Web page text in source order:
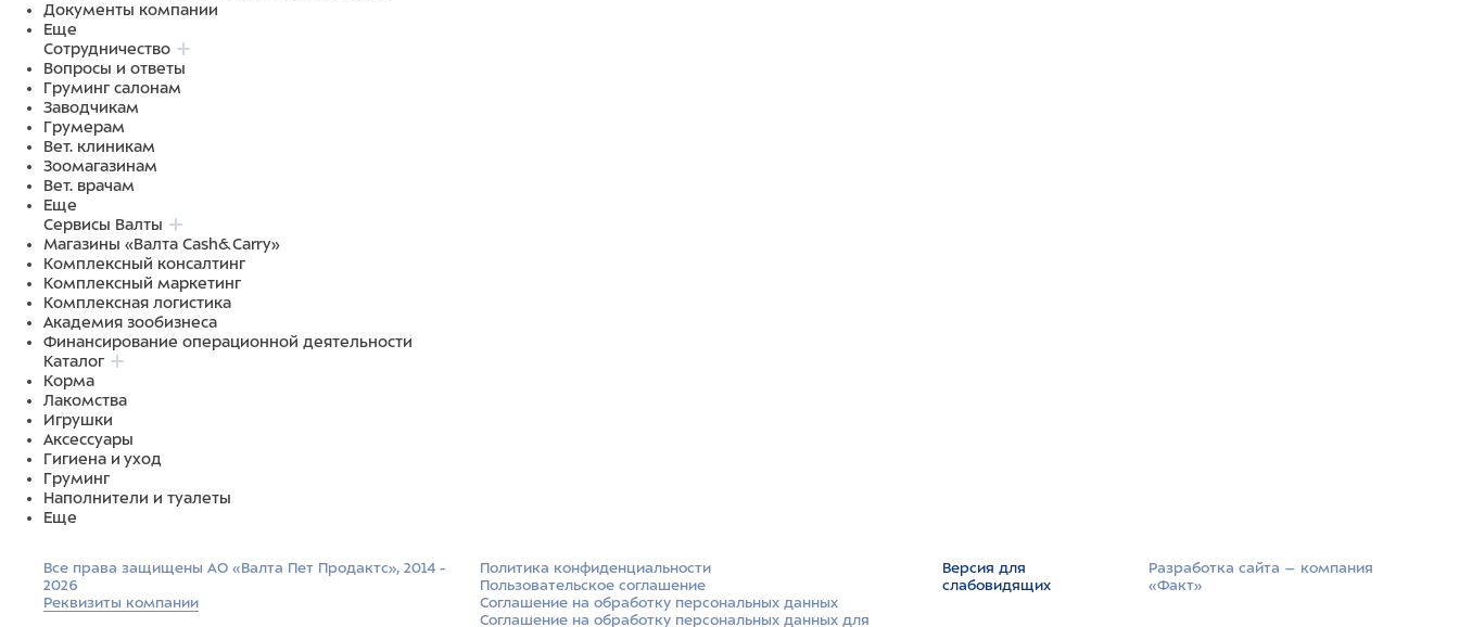
Документы компании
Еще
Сотрудничество
Вопросы и ответы
Груминг салонам
Заводчикам
Грумерам
Вет. клиникам
Зоомагазинам
Вет. врачам
Еще
Сервисы Валты
Магазины «Валта Cash&Carry»
Комплексный консалтинг
Комплексный маркетинг
Комплексная логистика
Академия зообизнеса
Финансирование операционной деятельности
Каталог
Корма
Лакомства
Игрушки
Аксессуары
Гигиена и уход
Груминг
Наполнители и туалеты
Еще
Все права защищены АО «Валта Пет Продактс», 2014 -
2026
Реквизиты компании
Политика конфиденциальности
Пользовательское соглашение
Соглашение на обработку персональных данных
Соглашение на обработку персональных данных для
Версия для
слабовидящих
Разработка сайта –­ компания
«Факт»